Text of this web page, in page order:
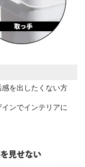
を出したくない方
ンでインテリアに